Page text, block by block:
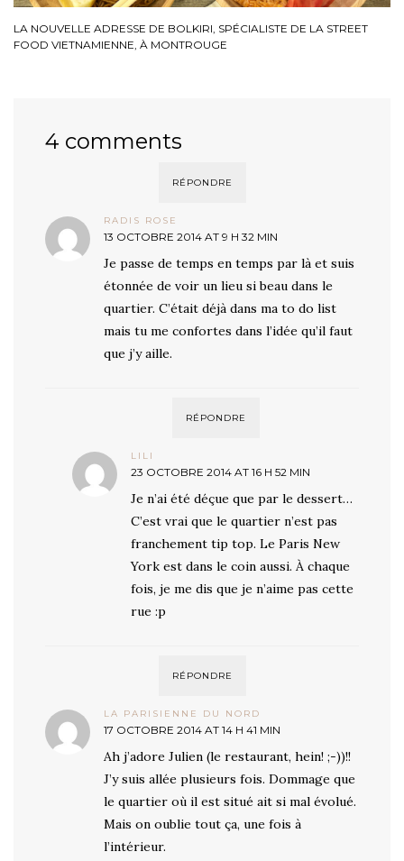
LA NOUVELLE ADRESSE DE BOLKIRI, SPÉCIALISTE DE LA STREET
FOOD VIETNAMIENNE, À MONTROUGE
4 comments
RÉPONDRE
RADIS ROSE
13 OCTOBRE 2014 AT 9 H 32 MIN
Je passe de temps en temps par là et suis
étonnée de voir un lieu si beau dans le
quartier. C’était déjà dans ma to do list
mais tu me confortes dans l’idée qu’il faut
que j’y aille.
RÉPONDRE
LILI
23 OCTOBRE 2014 AT 16 H 52 MIN
Je n’ai été déçue que par le dessert…
C’est vrai que le quartier n’est pas
franchement tip top. Le Paris New
York est dans le coin aussi. À chaque
fois, je me dis que je n’aime pas cette
rue :p
RÉPONDRE
LA PARISIENNE DU NORD
17 OCTOBRE 2014 AT 14 H 41 MIN
Ah j’adore Julien (le restaurant, hein! ;-))!!
J’y suis allée plusieurs fois. Dommage que
le quartier où il est situé ait si mal évolué.
Mais on oublie tout ça, une fois à
l’intérieur.